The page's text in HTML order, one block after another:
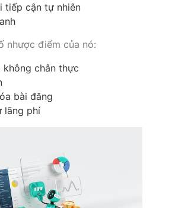
tiếp cận tự nhiên
nhược điểm của nó:
chân thực
bài đăng
lãng phí